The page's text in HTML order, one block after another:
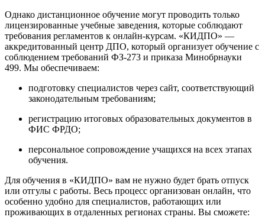
Однако дистанционное обучение могут проводить только
лицензированные учебные заведения, которые соблюдают
требования регламентов к онлайн-курсам. «КИДПО» —
аккредитованный центр ДПО, который организует обучение с
соблюдением требований ФЗ-273 и приказа Минобрнауки
499. Мы обеспечиваем:
подготовку специалистов через сайт, соответствующий
законодательным требованиям;
регистрацию итоговых образовательных документов в
ФИС ФРДО;
персональное сопровождение учащихся на всех этапах
обучения.
Для обучения в «КИДПО» вам не нужно будет брать отпуск
или отгулы с работы. Весь процесс организован онлайн, что
особенно удобно для специалистов, работающих или
проживающих в отдаленных регионах страны. Вы сможете: